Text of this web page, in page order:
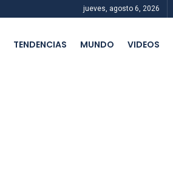
jueves, agosto 6, 2026
TENDENCIAS MUNDO VIDEOS